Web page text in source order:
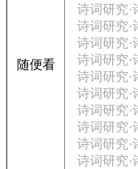
随便看
诗词研究·
诗词研究·
诗词研究·
诗词研究·
诗词研究·
诗词研究·
诗词研究·
诗词研究·
诗词研究·
诗词研究·